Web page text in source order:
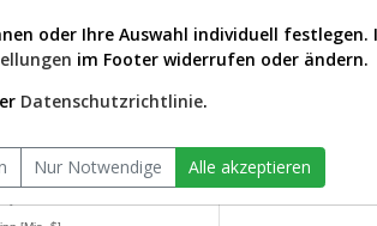
0,00 %
oder Ihre Auswahl individuell festlegen.
im Footer widerrufen oder ändern.
Datenschutzrichtlinie.
Nur Notwendige Alle akzeptieren